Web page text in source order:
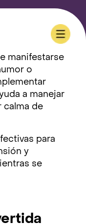
manifestarse
o
a manejar
calma de
para
y
se